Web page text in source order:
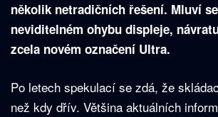
několik netradičních řešení. Mluví
neviditelném ohybu displeje,
zcela novém označení Ultra.
Po letech spekulací se zdá, že
než kdy dřív. Většina aktuálních